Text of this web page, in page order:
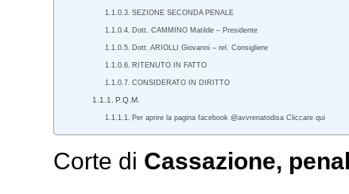
SEZIONE SECONDA PENALE
Dott. CAMMINO Matilde – Presidente
Dott. ARIOLLI Giovanni – rel. Consigliere
RITENUTO IN FATTO
CONSIDERATO IN DIRITTO
P.Q.M.
Per aprire la pagina facebook @avvrenatodisa Cliccare qui
Corte di Cassazione,